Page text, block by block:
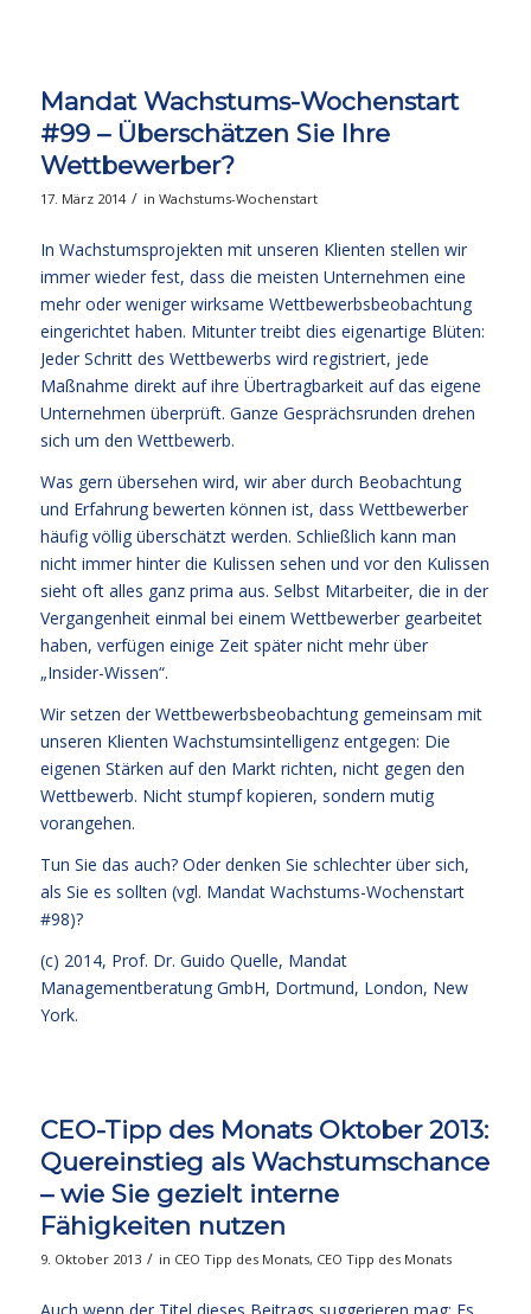
Mandat Wachstums-Wochenstart
#99 – Überschätzen Sie Ihre
Wettbewerber?
17. März 2014 / in Wachstums-Wochenstart
In Wachstumsprojekten mit unseren Klienten stellen wir
immer wieder fest, dass die meisten Unternehmen eine
mehr oder weniger wirksame Wettbewerbsbeobachtung
eingerichtet haben. Mitunter treibt dies eigenartige Blüten:
Jeder Schritt des Wettbewerbs wird registriert, jede
Maßnahme direkt auf ihre Übertragbarkeit auf das eigene
Unternehmen überprüft. Ganze Gesprächsrunden drehen
sich um den Wettbewerb.
Was gern übersehen wird, wir aber durch Beobachtung
und Erfahrung bewerten können ist, dass Wettbewerber
häufig völlig überschätzt werden. Schließlich kann man
nicht immer hinter die Kulissen sehen und vor den Kulissen
sieht oft alles ganz prima aus. Selbst Mitarbeiter, die in der
Vergangenheit einmal bei einem Wettbewerber gearbeitet
haben, verfügen einige Zeit später nicht mehr über
„Insider-Wissen“.
Wir setzen der Wettbewerbsbeobachtung gemeinsam mit
unseren Klienten Wachstumsintelligenz entgegen: Die
eigenen Stärken auf den Markt richten, nicht gegen den
Wettbewerb. Nicht stumpf kopieren, sondern mutig
vorangehen.
Tun Sie das auch? Oder denken Sie schlechter über sich,
als Sie es sollten (vgl. Mandat Wachstums-Wochenstart
#98)?
(c) 2014, Prof. Dr. Guido Quelle, Mandat
Managementberatung GmbH, Dortmund, London, New
York.
CEO-Tipp des Monats Oktober 2013:
Quereinstieg als Wachstumschance
– wie Sie gezielt interne
Fähigkeiten nutzen
9. Oktober 2013 / in CEO Tipp des Monats, CEO Tipp des Monats
Auch wenn der Titel dieses Beitrags suggerieren mag: Es